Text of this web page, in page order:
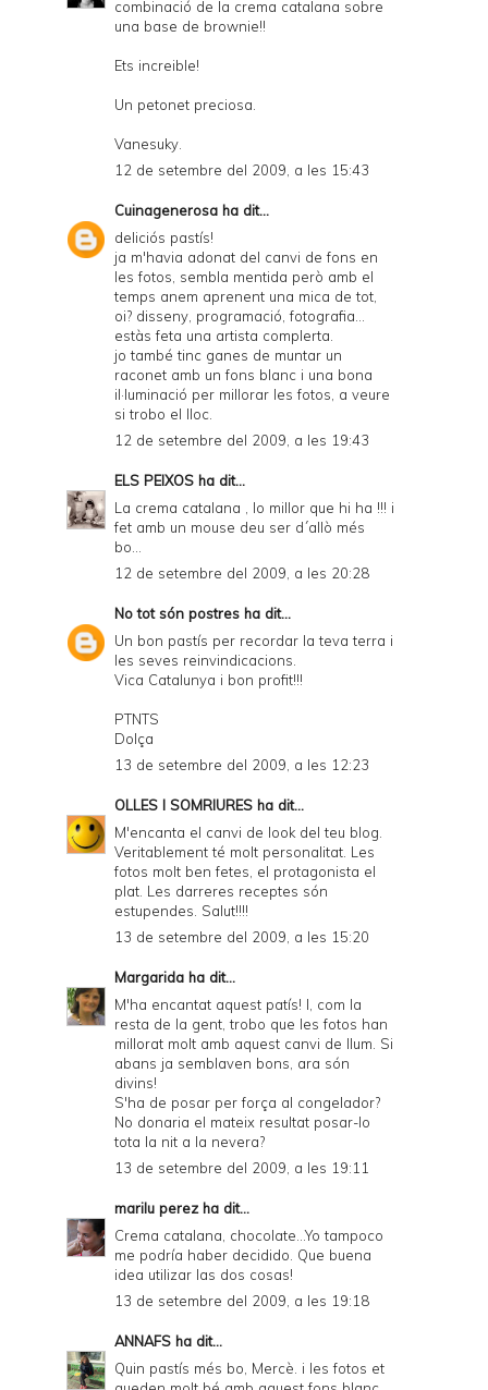
combinació de la crema catalana sobre
una base de brownie!!
Ets increible!
Un petonet preciosa.
Vanesuky.
12 de setembre del 2009, a les 15:43
Cuinagenerosa ha dit...
deliciós pastís!
ja m'havia adonat del canvi de fons en
les fotos, sembla mentida però amb el
temps anem aprenent una mica de tot,
oi? disseny, programació, fotografia...
estàs feta una artista complerta.
jo també tinc ganes de muntar un
raconet amb un fons blanc i una bona
il·luminació per millorar les fotos, a veure
si trobo el lloc.
12 de setembre del 2009, a les 19:43
ELS PEIXOS ha dit...
La crema catalana , lo millor que hi ha !!! i
fet amb un mouse deu ser d´allò més
bo...
12 de setembre del 2009, a les 20:28
No tot són postres ha dit...
Un bon pastís per recordar la teva terra i
les seves reinvindicacions.
Vica Catalunya i bon profit!!!
PTNTS
Dolça
13 de setembre del 2009, a les 12:23
OLLES I SOMRIURES ha dit...
M'encanta el canvi de look del teu blog.
Veritablement té molt personalitat. Les
fotos molt ben fetes, el protagonista el
plat. Les darreres receptes són
estupendes. Salut!!!!
13 de setembre del 2009, a les 15:20
Margarida ha dit...
M'ha encantat aquest patís! I, com la
resta de la gent, trobo que les fotos han
millorat molt amb aquest canvi de llum. Si
abans ja semblaven bons, ara són
divins!
S'ha de posar per força al congelador?
No donaria el mateix resultat posar-lo
tota la nit a la nevera?
13 de setembre del 2009, a les 19:11
marilu perezha dit...
Crema catalana, chocolate...Yo tampoco
me podría haber decidido. Que buena
idea utilizar las dos cosas!
13 de setembre del 2009, a les 19:18
ANNAFS ha dit...
Quin pastís més bo, Mercè. i les fotos et